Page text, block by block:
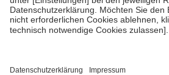
• empfohlenen Schutzimpfungen
• Harn- und Blutteststreifen
getroffen, um sicherzustellen, dass es sich